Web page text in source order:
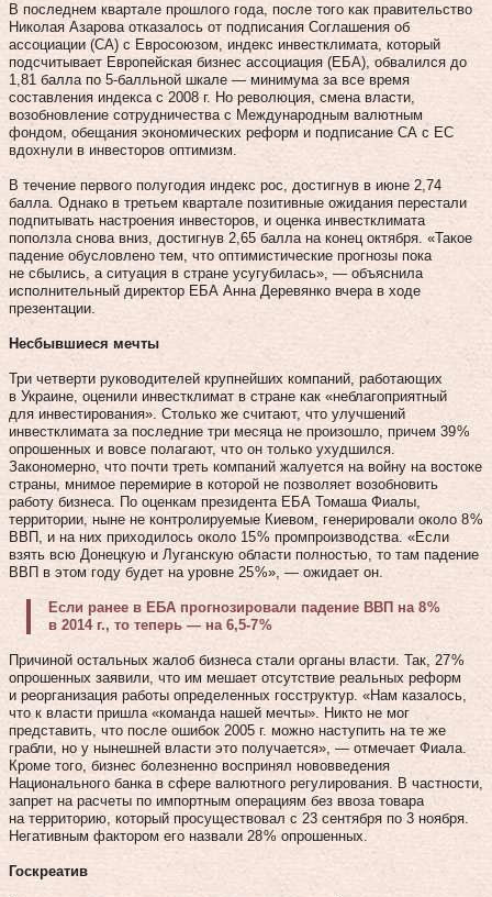
В последнем квартале прошлого года, после того как правительство
Николая Азарова отказалось от подписания Соглашения об
ассоциации (СА) с Евросоюзом, индекс инвестклимата, который
подсчитывает Европейская бизнес ассоциация (ЕБА), обвалился до
1,81 балла по 5‑балльной шкале — минимума за все время
составления индекса с 2008 г. Но революция, смена власти,
возобновление сотрудничества с Международным валютным
фондом, обещания экономических реформ и подписание СА с ЕС
вдохнули в инвесторов оптимизм.
В течение первого полугодия индекс рос, достигнув в июне 2,74
балла. Однако в третьем квартале позитивные ожидания перестали
подпитывать настроения инвесторов, и оценка инвестклимата
поползла снова вниз, достигнув 2,65 балла на конец октября. «Такое
падение обусловлено тем, что оптимистические прогнозы пока
не сбылись, а ситуация в стране усугубилась», — объяснила
исполнительный директор ЕБА Анна Деревянко вчера в ходе
презентации.
Несбывшиеся мечты
Три четверти руководителей крупнейших компаний, работающих
в Украине, оценили инвестклимат в стране как «неблагоприятный
для инвестирования». Столько же считают, что улучшений
инвестклимата за последние три месяца не произошло, причем 39 %
опрошенных и вовсе полагают, что он только ухудшился.
Закономерно, что почти треть компаний жалуется на войну на востоке
страны, мнимое перемирие в которой не позволяет возобновить
работу бизнеса. По оценкам президента ЕБА Томаша Фиалы,
территории, ныне не контролируемые Киевом, генерировали около 8 %
ВВП, и на них приходилось около 15 % промпроизводства. «Если
взять всю Донецкую и Луганскую области полностью, то там падение
ВВП в этом году будет на уровне 25 %», — ожидает он.
Если ранее в ЕБА прогнозировали падение ВВП на 8 %
в 2014 г., то теперь — на 6,5‑7 %
Причиной остальных жалоб бизнеса стали органы власти. Так, 27 %
опрошенных заявили, что им мешает отсутствие реальных реформ
и реорганизация работы определенных госструктур. «Нам казалось,
что к власти пришла «команда нашей мечты». Никто не мог
представить, что после ошибок 2005 г. можно наступить на те же
грабли, но у нынешней власти это получается», — отмечает Фиала.
Кроме того, бизнес болезненно воспринял нововведения
Национального банка в сфере валютного регулирования. В частности,
запрет на расчеты по импортным операциям без ввоза товара
на территорию, который просуществовал с 23 сентября по 3 ноября.
Негативным фактором его назвали 28 % опрошенных.
Госкреатив